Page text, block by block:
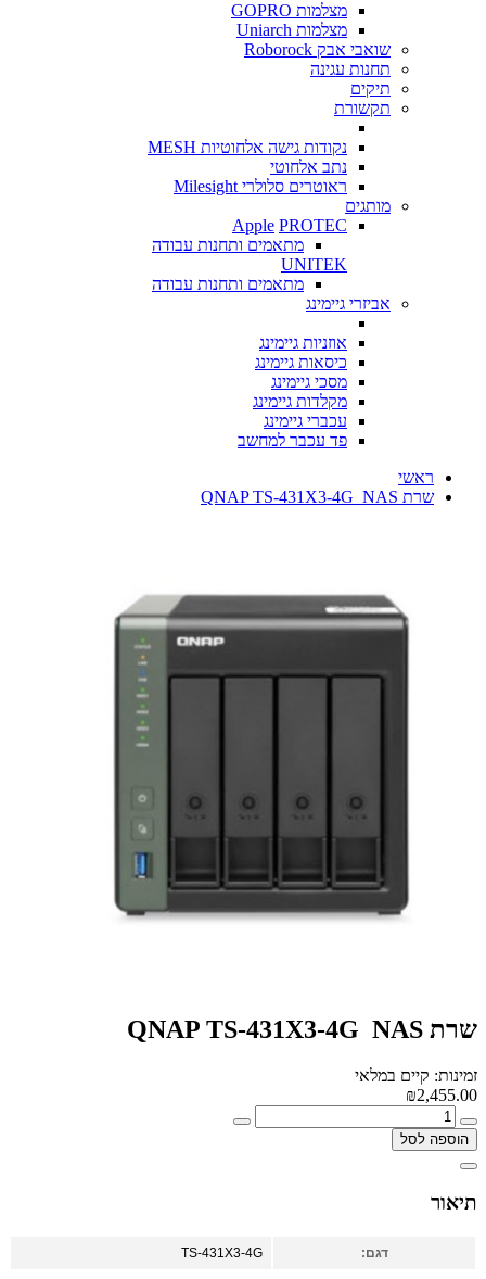
מצלמות GOPRO
מצלמות Uniarch
שואבי אבק Roborock
תחנות עגינה
תיקים
תקשורת
נקודות גישה אלחוטיות MESH
נתב אלחוטי
ראוטרים סלולרי Milesight
מותגים
Apple PROTEC
מתאמים ותחנות עבודה
UNITEK
מתאמים ותחנות עבודה
אביזרי גיימינג
אוזניות גיימינג
כיסאות גיימינג
מסכי גיימינג
מקלדות גיימינג
עכברי גיימינג
פד עכבר למחשב
ראשי
שרת NAS ‏ QNAP TS-431X3-4G
שרת NAS ‏ QNAP TS-431X3-4G
זמינות: קיים במלאי
₪2,455.00
הוספה לסל
תיאור
דגם: TS-431X3-4G